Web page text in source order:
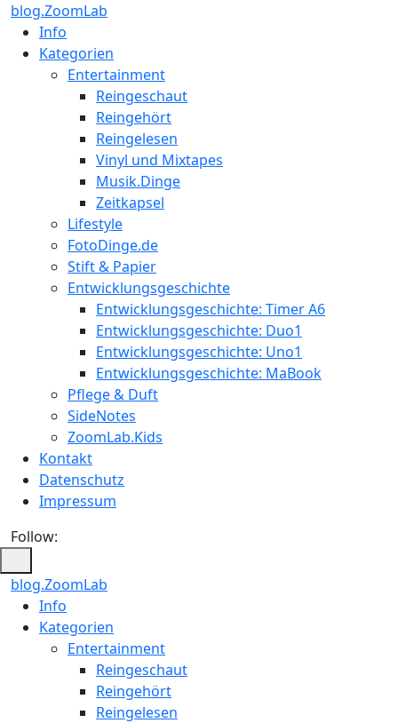
blog.ZoomLab
Info
Kategorien
Entertainment
Reingeschaut
Reingehört
Reingelesen
Vinyl und Mixtapes
Musik.Dinge
Zeitkapsel
Lifestyle
FotoDinge.de
Stift & Papier
Entwicklungsgeschichte
Entwicklungsgeschichte: Timer A6
Entwicklungsgeschichte: Duo1
Entwicklungsgeschichte: Uno1
Entwicklungsgeschichte: MaBook
Pflege & Duft
SideNotes
ZoomLab.Kids
Kontakt
Datenschutz
Impressum
Follow:
blog.ZoomLab
ZoomLab
//
Info
Kategorien
Entertainment
Reingeschaut
Reingehört
Reingelesen